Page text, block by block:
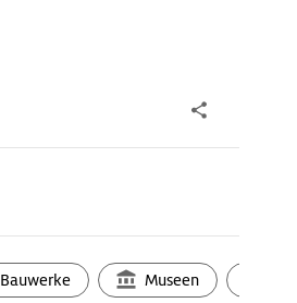
Bauwerke Museen